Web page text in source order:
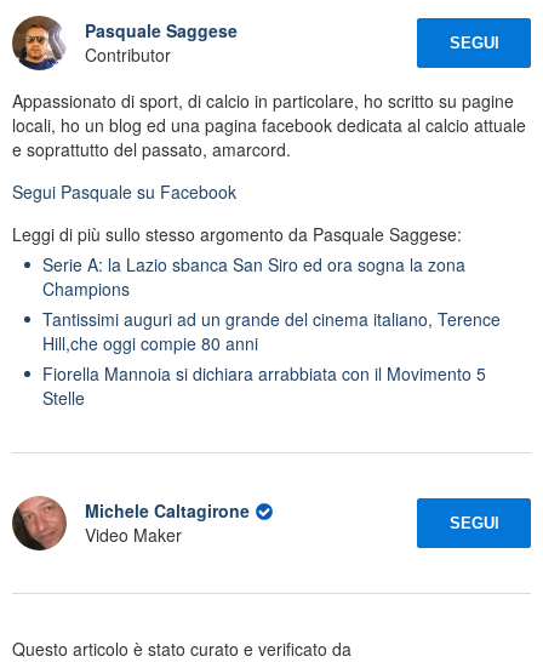
Pasquale Saggese
Contributor
SEGUI
Appassionato di sport, di calcio in particolare, ho scritto su pagine
locali, ho un blog ed una pagina facebook dedicata al calcio attuale
e soprattutto del passato, amarcord.
Segui Pasquale su Facebook
Leggi di più sullo stesso argomento da Pasquale Saggese:
Serie A: la Lazio sbanca San Siro ed ora sogna la zona
Champions
Tantissimi auguri ad un grande del cinema italiano, Terence
Hill,che oggi compie 80 anni
Fiorella Mannoia si dichiara arrabbiata con il Movimento 5
Stelle
Michele Caltagirone
Video Maker
SEGUI
Questo articolo è stato curato e verificato da